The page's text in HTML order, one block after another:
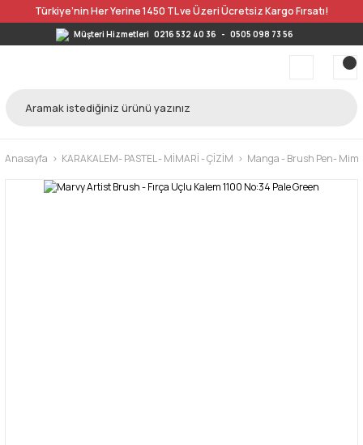
Türkiye’nin Her Yerine 1450 TL ve Üzeri Ücretsiz Kargo Fırsatı!
Müşteri Hizmetleri 0216 532 40 36 - 0505 098 73 56
Anasayfa KARAKALEM- PASTEL - MİMARİ - ÇİZİM Manga - Brush Pen-